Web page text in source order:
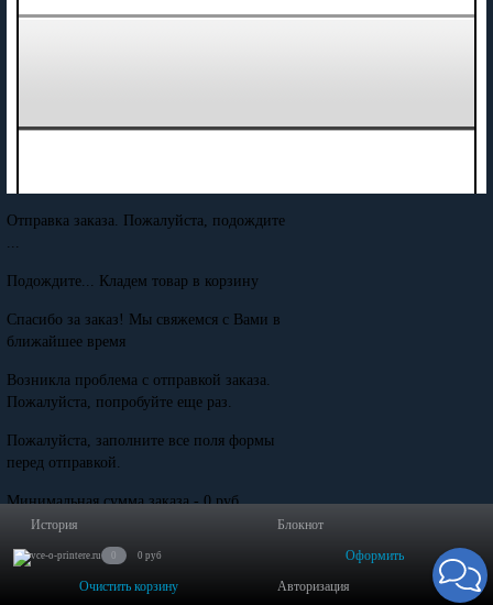
История Блокнот
0 0 руб
Оформить
Очистить корзину
Авторизация
Отправка заказа. Пожалуйста, подождите
...
Подождите... Кладем товар в корзину
Спасибо за заказ! Мы свяжемся с Вами в
ближайшее время
Возникла проблема с отправкой заказа.
Пожалуйста, попробуйте еще раз.
Пожалуйста, заполните все поля формы
перед отправкой.
Минимальная сумма заказа - 0 руб.